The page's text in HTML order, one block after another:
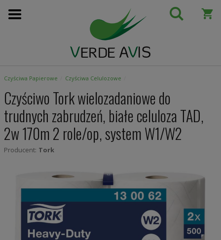
Przejdź
do
Czyściwa Papierowe Czyściwa Celulozowe
Czyściwo Tork wielozadaniowe do
trudnych zabrudzeń, białe celuloza TAD,
2w 170m 2 role/op, system W1/W2
Producent: Tork